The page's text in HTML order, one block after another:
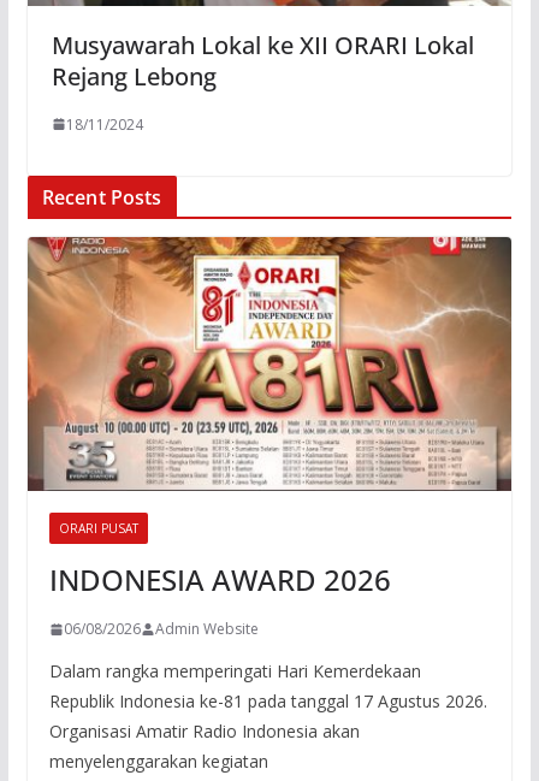
Musyawarah Lokal ke XII ORARI Lokal
Rejang Lebong
18/11/2024
Recent Posts
ORARI PUSAT
INDONESIA AWARD 2026
06/08/2026 Admin Website
Dalam rangka memperingati Hari Kemerdekaan
Republik Indonesia ke-81 pada tanggal 17 Agustus 2026.
Organisasi Amatir Radio Indonesia akan
menyelenggarakan kegiatan